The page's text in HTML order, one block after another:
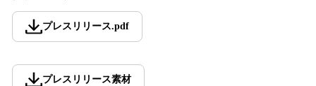
プレスリリース.pdf
プレスリリース素材